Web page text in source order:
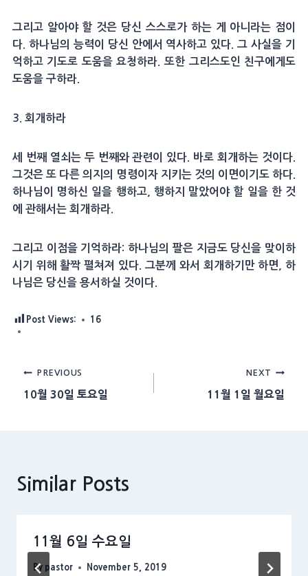
그리고 알아야 할 것은 당신 스스로가 하는 게 아니라는 점이
다. 하나님의 능력이 당신 안에서 역사하고 있다. 그 사실을 기
억하고 기도로 도움을 요청하라. 또한 그리스도인 친구에게도
도움을 구하라.
3. 회개하라
세 번째 열쇠는 두 번째와 관련이 있다. 바로 회개하는 것이다.
그것은 또 다른 의지의 명령이자 지키는 것의 이면이기도 하다.
하나님이 명하신 일을 행하고, 행하지 말았어야 할 일을 한 것
에 관해서는 회개하라.
그리고 이점을 기억하라: 하나님의 팔은 지금도 당신을 맞이하
시기 위해 활짝 펼쳐져 있다. 그분께 와서 회개하기만 하면, 하
나님은 당신을 용서하실 것이다.
Post Views: 16
Post
navigation
PREVIOUS
10월 30일 토요일
NEXT
11월 1일 월요일
Similar Posts
11월 6일 수요일
By pastor November 5, 2019